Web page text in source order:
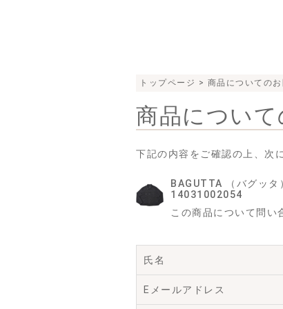
トップページ > 商品についての
商品につい
下記の内容をご確認の上、次
BAGUTTA （バグッ
14031002054
この商品について問い
氏名
Eメールアドレス